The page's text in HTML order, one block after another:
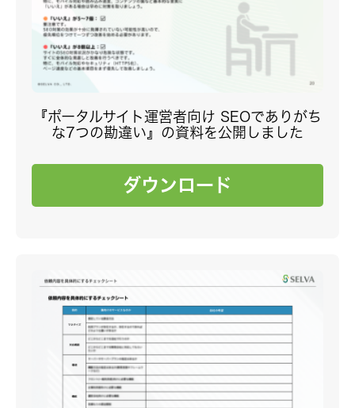
『ポータルサイト運営者向け SEOでありがち
な7つの勘違い』の資料を公開しました
ダウンロード